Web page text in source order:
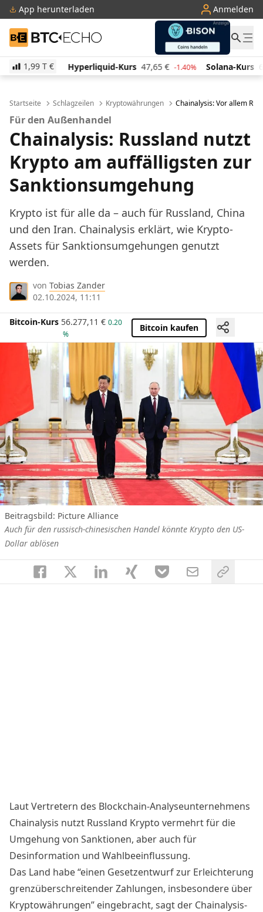
App herunterladen Anmelden
BTC-ECHO
1,99 T €
2.20% Hyperliquid-Kurs 47,65 € -1.40% Solana-Kurs 66,00 €
Startseite Schlagzeilen Kryptowährungen Chainalysis: Vor allem
Für den Außenhandel
Chainalysis: Russland nutzt
Krypto am auffälligsten zur
Sanktionsumgehung
Krypto ist für alle da – auch für Russland, China
und den Iran. Chainalysis erklärt, wie Krypto-
Assets für Sanktionsumgehungen genutzt
werden.
von Tobias Zander
02.10.2024, 11:11
Bitcoin-Kurs 56.277,11 € 0.20
%
Bitcoin kaufen
Beitragsbild: Picture Alliance
Auch für den russisch-chinesischen Handel könnte Krypto den US-
Dollar ablösen
Laut Vertretern des Blockchain-Analyseunternehmens
Chainalysis nutzt Russland Krypto vermehrt für die
Umgehung von Sanktionen, aber auch für
Desinformation und Wahlbeeinflussung.
Das Land habe “einen Gesetzentwurf zur Erleichterung
grenzüberschreitender Zahlungen, insbesondere über
Kryptowährungen” eingebracht, sagt der Chainalysis-